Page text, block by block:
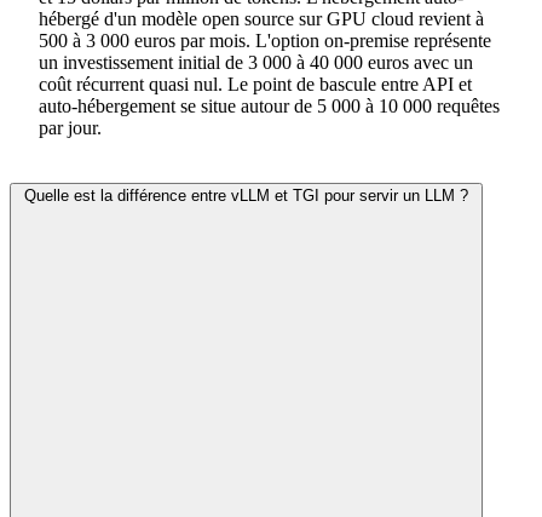
hébergé d'un modèle open source sur GPU cloud revient à
500 à 3 000 euros par mois. L'option on-premise représente
un investissement initial de 3 000 à 40 000 euros avec un
coût récurrent quasi nul. Le point de bascule entre API et
auto-hébergement se situe autour de 5 000 à 10 000 requêtes
par jour.
Quelle est la différence entre vLLM et TGI pour servir un LLM ?